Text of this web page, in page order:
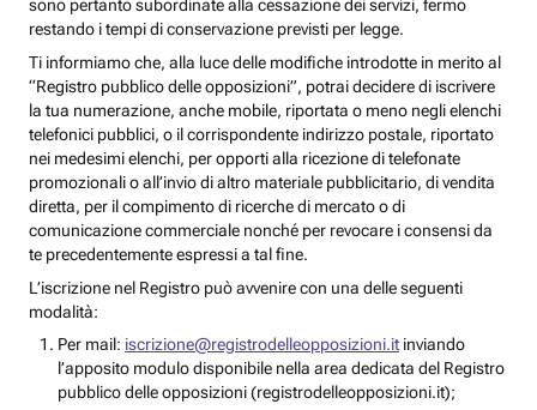
sono pertanto subordinate alla cessazione dei servizi, fermo
restando i tempi di conservazione previsti per legge.
Ti informiamo che, alla luce delle modifiche introdotte in merito al
“Registro pubblico delle opposizioni”, potrai decidere di iscrivere
la tua numerazione, anche mobile, riportata o meno negli elenchi
telefonici pubblici, o il corrispondente indirizzo postale, riportato
nei medesimi elenchi, per opporti alla ricezione di telefonate
promozionali o all’invio di altro materiale pubblicitario, di vendita
diretta, per il compimento di ricerche di mercato o di
comunicazione commerciale nonché per revocare i consensi da
te precedentemente espressi a tal fine.
L’iscrizione nel Registro può avvenire con una delle seguenti
modalità:
Per mail: iscrizione@registrodelleopposizioni.it inviando
l’apposito modulo disponibile nella area dedicata del Registro
pubblico delle opposizioni (registrodelleopposizioni.it);